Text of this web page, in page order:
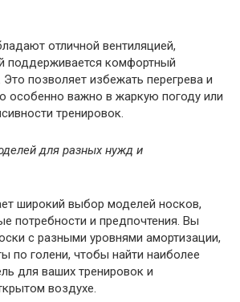
отличной вентиляцией,
поддерживается комфортный
позволяет избежать перегрева и
особенно важно в жаркую погоду или
тренировок.
для разных нужд и
широкий выбор моделей носков,
потребности и предпочтения. Вы
с разными уровнями амортизации,
по голени, чтобы найти наиболее
для ваших тренировок и
воздухе.